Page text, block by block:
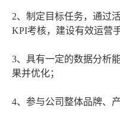
2、制定目标任务，通过
KPI考核，建设有效运营
3、具有一定的数据分析
果并优化；
4、参与公司整体品牌、